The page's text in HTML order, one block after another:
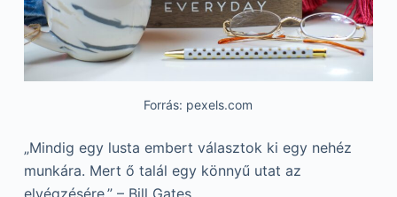
Forrás: pexels.com
„Mindig egy lusta embert választok ki egy nehéz
munkára. Mert ő talál egy könnyű utat az
elvégzésére.” – Bill Gates